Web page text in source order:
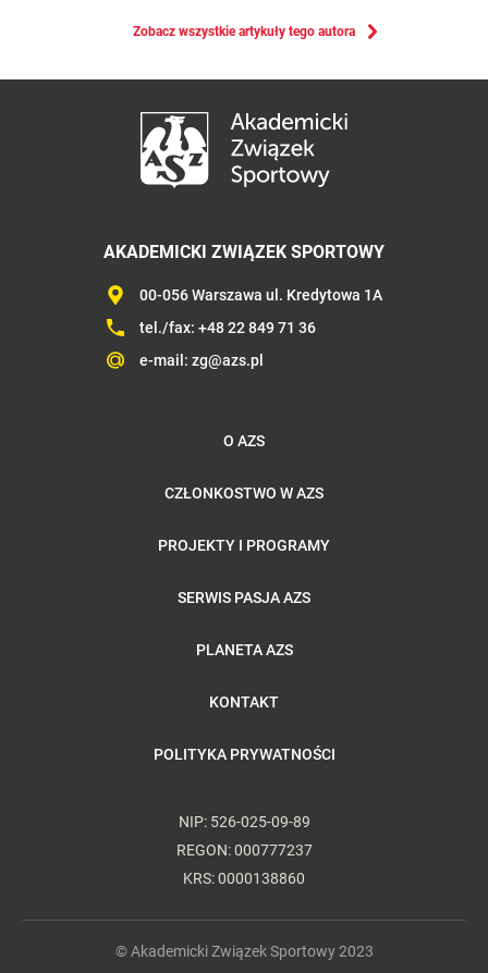
Zobacz wszystkie artykuły tego autora
AKADEMICKI ZWIĄZEK SPORTOWY
00-056 Warszawa ul. Kredytowa 1A
tel./fax: +48 22 849 71 36
e-mail: zg@azs.pl
O AZS
CZŁONKOSTWO W AZS
PROJEKTY I PROGRAMY
SERWIS PASJA AZS
PLANETA AZS
KONTAKT
POLITYKA PRYWATNOŚCI
NIP: 526-025-09-89
REGON: 000777237
KRS: 0000138860
© Akademicki Związek Sportowy 2023